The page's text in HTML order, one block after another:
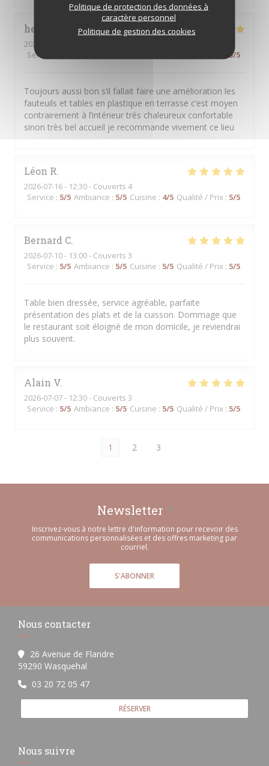
Politique de protection des données à
caractère personnel
Politique de gestion des cookies
hervé
2026-07-25
Service
5/5
Toujours aussi bon s’il fallait faire une amélioration les
fauteuils et tables en plastique en terrasse c’est moyen
contrairement à l’intérieur très chaleureux confortable
sinon très bel accueil je recommande vivement ce lieu
Léon R
2026-07-16- 12:30 - Couverts 4
Service : 5/5 Ambiance : 5/5 Cuisine : 4/5 Qualité / Prix : 5/5
Bernard C
2026-07-10- 13:00 - Couverts 3
Service : 5/5 Ambiance : 5/5 Cuisine : 5/5 Qualité / Prix : 5/5
Table bien dressée, service agréable, parfaite
présentation des plats et de la cuisson. Dommage que
le restaurant soit éloigné de mon domicile, je reviendrai
plus souvent.
Alain V
2026-07-07- 12:30 - Couverts 3
Service : 5/5 Ambiance : 5/5 Cuisine : 5/5 Qualité / Prix : 5/5
1 2 3
Newsletter *
Inscrivez-vous à notre lettre d'information pour recevoir des
communications personnalisées et des offres marketing par
courriel.
S'ABONNER
Nous contacter
26 Avenue de Flandre
59290 Wasquehal
03 20 72 05 47
RÉSERVER
Nous suivre